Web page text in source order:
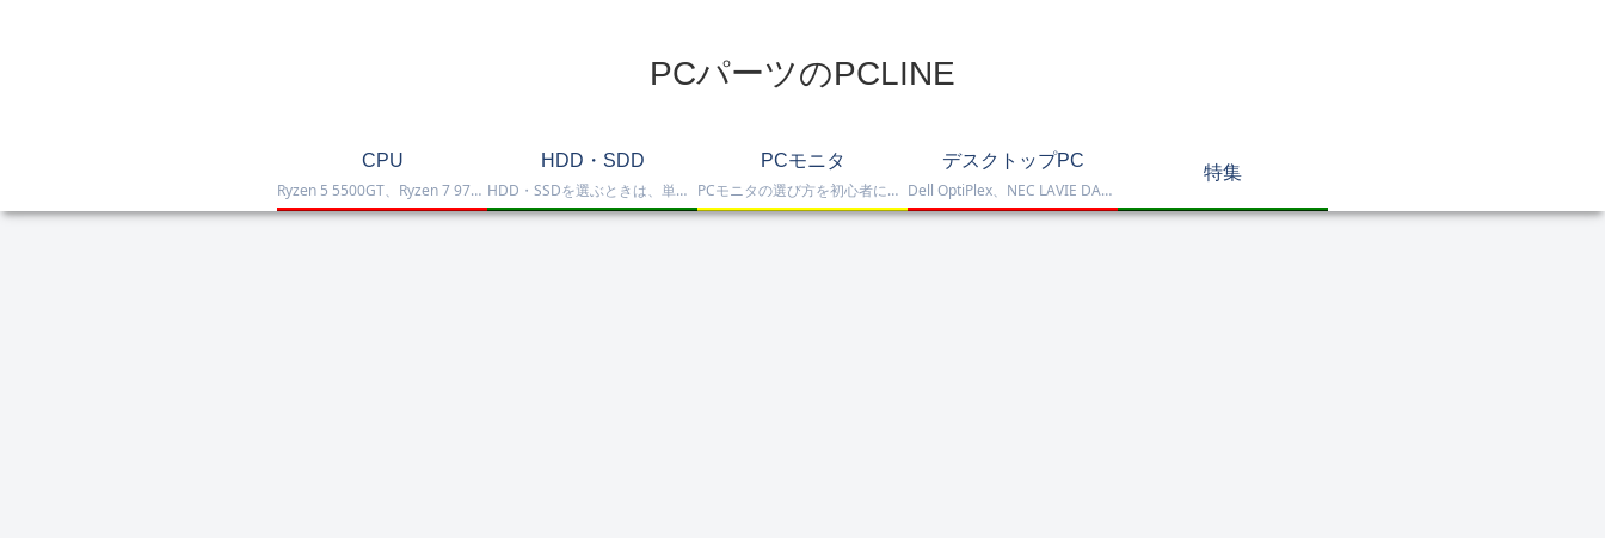
PCパーツのPCLINE
CPU
Ryzen 5 5500GT、Ryzen 7 9700X、Ryzen 7 9800X3D、Core Ultra 7 265K、Core i5-12400などを掲載したCPU一覧です。性能・価格・用途を比較しながら、自作PCやゲーミング向けの最適な1台を選べます。
HDD・SDD
HDD・SSDを選ぶときは、単に容量だけを見るのではなく、保存重視なのか、高速化したいのか、NAS運用なのか、外付けで使いたいのかまで整理して選ぶことが大切です。このカテゴリでは、HDDとSSDの基本的な違いを踏まえつつ、保存容量をしっかり確保したい方向けのHDD、高速起動や作業効率を重視したい方向けのSSD、さらにNAS向けHDDやNVMe SSD、SATA SSD、外付けストレージまで比較しや…
PCモニタ
PCモニタの選び方を初心者にも分かりやすく解説。ゲーミングモニタ、4K・高画質モニタ、モバイルモニタ、仕事・普段使い向けモニタまで、用途別に比較しやすくまとめています。
デスクトップPC
Dell OptiPlex、NEC LAVIE DA770、HP DT 24-cr2000、ASUS V470VAK、Dell 24 AIO EC24250などを掲載したデスクトップPC一覧です。一体型や整備済み品を比較しながら、用途に合うモデルを選べます。
特集